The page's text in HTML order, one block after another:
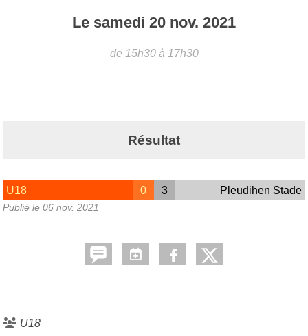
Le samedi 20 nov. 2021
de 15h30 à 17h30
Résultat
U18 0 3 Pleudihen Stade
Publié le 06 nov. 2021
U18